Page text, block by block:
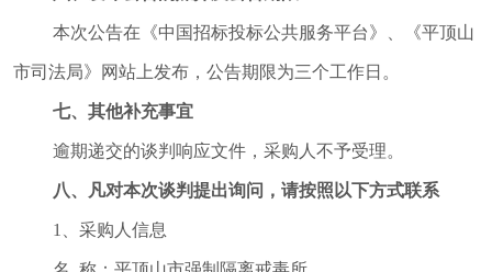
本次公告在《中国招标投标公共服务平台》、《平顶山
市司法局》网站上发布，公告期限为三个工作日。
七、其他补充事宜
逾期递交的谈判响应文件，采购人不予受理。
八、凡对本次谈判提出询问，请按照以下方式联系
1、采购人信息